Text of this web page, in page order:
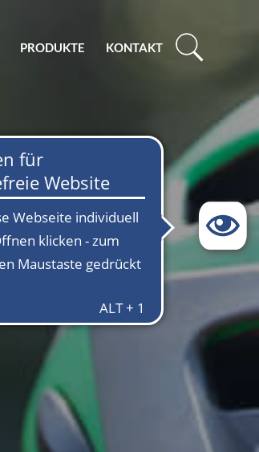
PRODUKTE KONTAKT